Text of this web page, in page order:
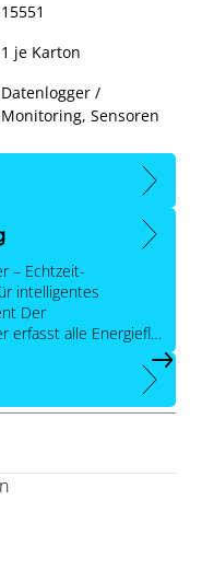
CT 63A
15551
1 je Karton
Datenlogger /
Monitoring, Sensoren
– Echtzeit-
intelligentes
Der
erfasst alle Energiefl…